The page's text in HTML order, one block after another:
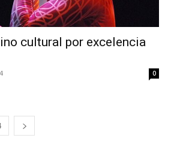
cultural por excelencia
0